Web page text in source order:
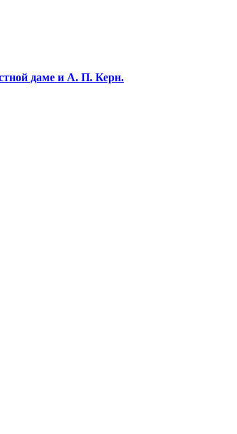
даме и А. П. Керн.